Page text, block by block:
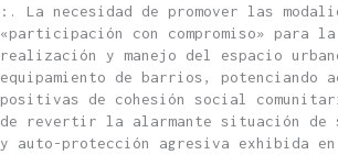
:. La necesidad de promover las
«participación con compromiso» para
realización y manejo del espacio
equipamiento de barrios, potenciando
positivas de cohesión social
de revertir la alarmante situación de
y auto-protección agresiva exhibida